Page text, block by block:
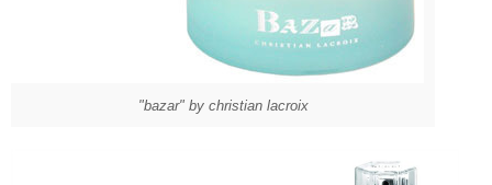
"bazar" by christian lacroix